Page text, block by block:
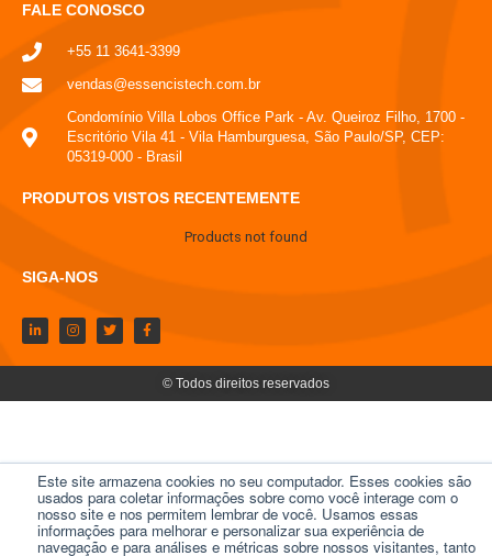
Este site armazena cookies no seu computador. Esses cookies são
usados ​​para coletar informações sobre como você interage com o
nosso site e nos permitem lembrar de você. Usamos essas
informações para melhorar e personalizar sua experiência de
navegação e para análises e métricas sobre nossos visitantes, tanto
FALE CONOSCO
+55 11 3641-3399
vendas@essencistech.com.br
Condomínio Villa Lobos Office Park - Av. Queiroz Filho, 1700 -
Escritório Vila 41 - Vila Hamburguesa, São Paulo/SP, CEP:
05319-000 - Brasil
PRODUTOS VISTOS RECENTEMENTE
Products not found
SIGA-NOS
© Todos direitos reservados